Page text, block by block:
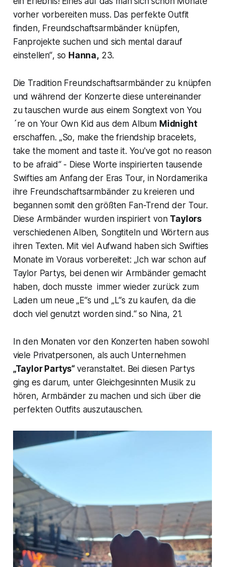
vorher vorbereiten muss. Das perfekte Outfit
finden, Freundschaftsarmbänder knüpfen,
Fanprojekte suchen und sich mental darauf
einstellen“, so Hanna,23.
Die Tradition Freundschaftsarmbänder zu knüpfen
und während der Konzerte diese untereinander
zu tauschen wurde aus einem Songtext von You
´re on Your Own Kid aus dem Album Midnight
erschaffen. „So, make the friendship bracelets,
take the moment and taste it. You've got no reason
to be afraid“- Diese Worte inspirierten tausende
Swifties am Anfang der Eras Tour, in Nordamerika
ihre Freundschaftsarmbänder zu kreieren und
begannen somit den größten Fan-Trend der Tour.
Diese Armbänder wurden inspiriert von Taylors
verschiedenen Alben, Songtiteln und Wörtern aus
ihren Texten. Mit viel Aufwand haben sich Swifties
Monate im Voraus vorbereitet: „Ich war schon auf
Taylor Partys, bei denen wir Armbänder gemacht
haben, doch musste immer wieder zurück zum
Laden um neue „E“s und „L“s zu kaufen, da die
doch viel genutzt worden sind.“ so Nina, 21.
In den Monaten vor den Konzerten haben sowohl
viele Privatpersonen, als auch Unternehmen
„Taylor Partys“ veranstaltet. Bei diesen Partys
ging es darum, unter Gleichgesinnten Musik zu
hören, Armbänder zu machen und sich über die
perfekten Outfits auszutauschen.